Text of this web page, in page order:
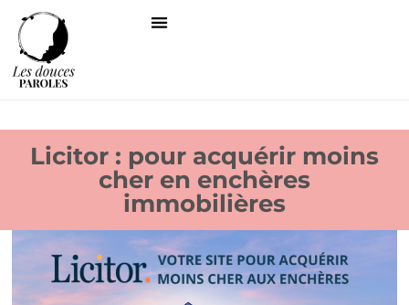
Licitor : pour acquérir moins
cher en enchères
immobilières